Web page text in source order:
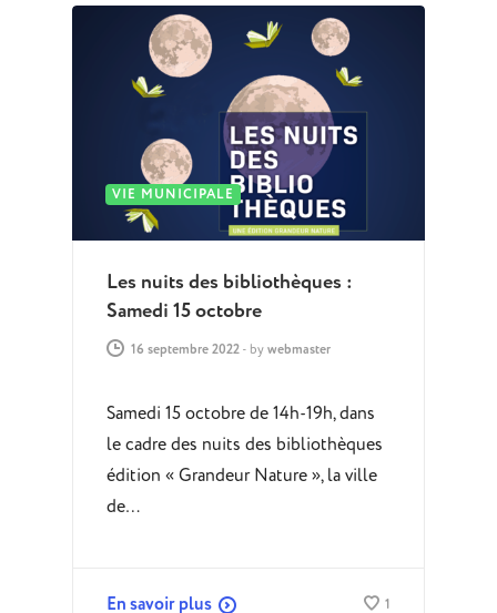
VIE MUNICIPALE
Les nuits des bibliothèques :
Samedi 15 octobre
16 septembre 2022- by webmaster
Samedi 15 octobre de 14h-19h, dans
le cadre des nuits des bibliothèques
édition « Grandeur Nature », la ville
de…
En savoir plus 1